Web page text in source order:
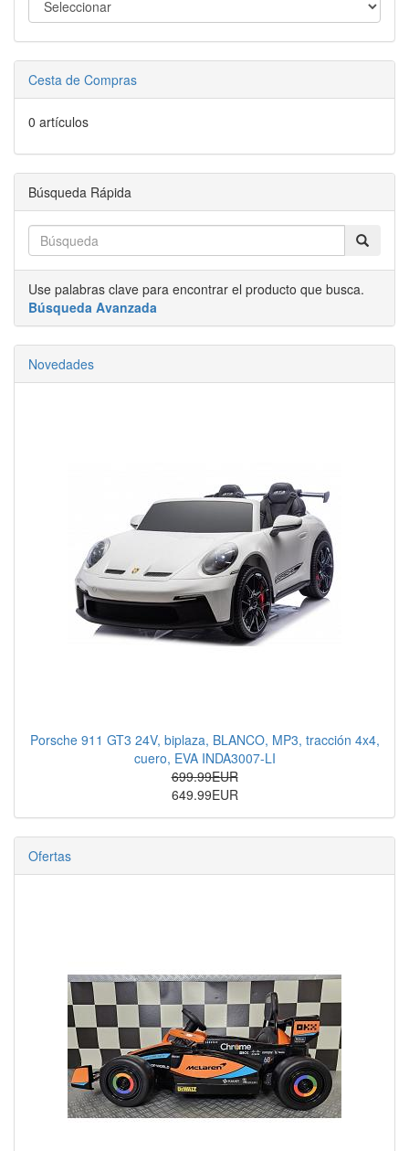
Cesta de Compras
0 artículos
Búsqueda Rápida
Use palabras clave para encontrar el producto que busca.
Búsqueda Avanzada
Novedades
Porsche 911 GT3 24V, biplaza, BLANCO, MP3, tracción 4x4,
cuero, EVA INDA3007-LI
699.99EUR
649.99EUR
Ofertas